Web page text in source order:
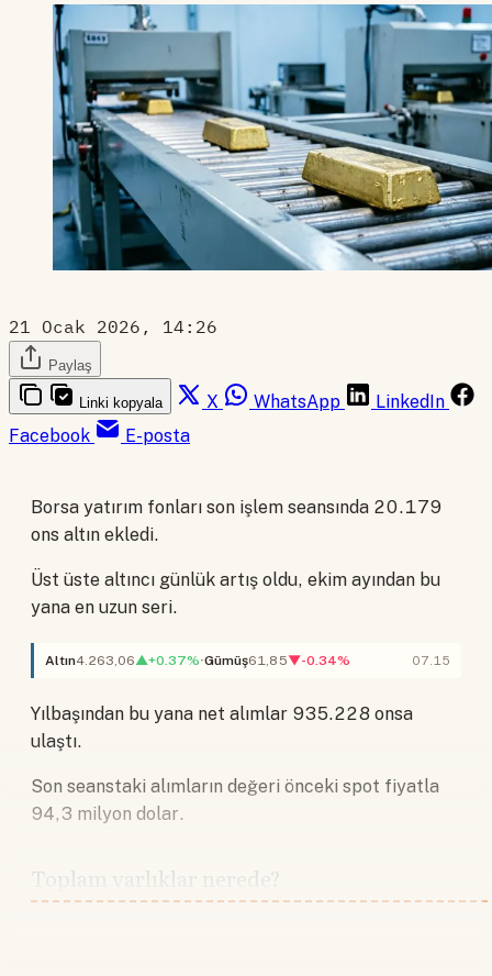
21 Ocak 2026, 14:26
Paylaş
Linki kopyala X WhatsApp
LinkedIn
Facebook
E-posta
Borsa yatırım fonları son işlem seansında 20.179
ons altın ekledi.
Üst üste altıncı günlük artış oldu, ekim ayından bu
yana en uzun seri.
Altın4.263,06▲+0.37% Gümüş61,85▼-0.34% 07.15
Yılbaşından bu yana net alımlar 935.228 onsa
ulaştı.
Son seanstaki alımların değeri önceki spot fiyatla
94,3 milyon dolar.
Toplam varlıklar nerede?